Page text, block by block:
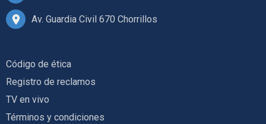
Av. Guardia Civil 670 Chorrillos
Código de ética
Registro de reclamos
TV en vivo
Términos y condiciones